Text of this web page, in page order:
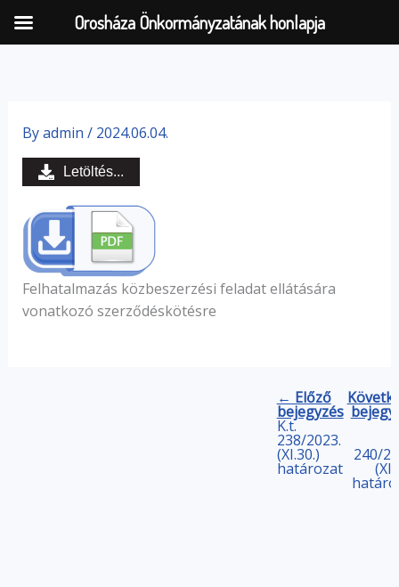
content
Byadmin / 2024.06.04.
Felhatalmazás közbeszerzési feladat ellátására
vonatkozó szerződéskötésre
Letöltés...
← Előző
bejegyzés
K.t.
238/2023.
(XI.30.)
határozat
240/
Orosháza Önkormányzatának honlapja